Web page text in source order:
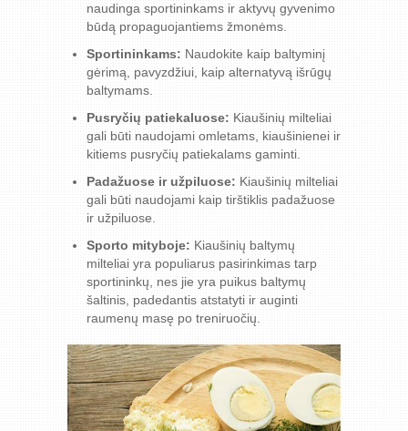
naudinga sportininkams ir aktyvų gyvenimo
būdą propaguojantiems žmonėms.
Sportininkams: Naudokite kaip baltyminį
gėrimą, pavyzdžiui, kaip alternatyvą išrūgų
baltymams.
Pusryčių patiekaluose: Kiaušinių milteliai
gali būti naudojami omletams, kiaušinienei ir
kitiems pusryčių patiekalams gaminti.
Padažuose ir užpiluose: Kiaušinių milteliai
gali būti naudojami kaip tirštiklis padažuose
ir užpiluose.
Sporto mityboje: Kiaušinių baltymų
milteliai yra populiarus pasirinkimas tarp
sportininkų, nes jie yra puikus baltymų
šaltinis, padedantis atstatyti ir auginti
raumenų masę po treniruočių.